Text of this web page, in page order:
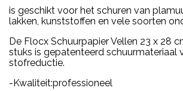
is geschikt voor het schuren van
lakken, kunststoffen en vele soorten
De Flocx Schuurpapier Vellen 23 x 28
stuks is gepatenteerd schuurmateriaal
stofreductie.
-Kwaliteit:professioneel